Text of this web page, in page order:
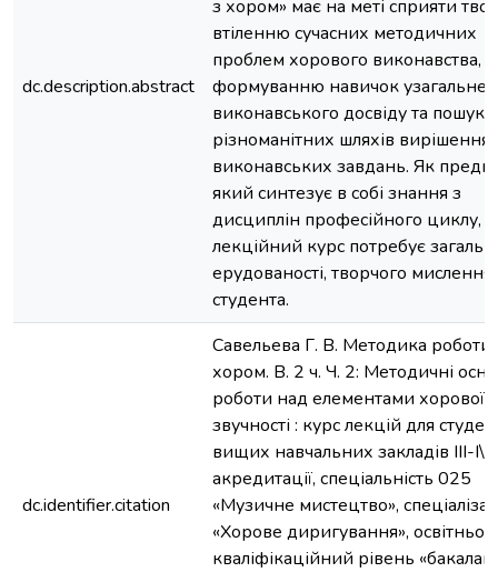
dc.description.abstract
з хором» має на меті сприяти
втіленню сучасних методичних
проблем хорового виконавства,
формуванню навичок
виконавського досвіду та пошуку
різноманітних шляхів вирішення
виконавських завдань. Як
який синтезує в собі знання з
дисциплін професійного циклу,
лекційний курс потребує
ерудованості, творчого мислення
студента.
dc.identifier.citation
Савельева Г. В. Методика роботи
хором. В. 2 ч. Ч. 2: Методичні
роботи над елементами хорової
звучності : курс лекцій для
вищих навчальних закладів ІІІ-І\/
акредитації, спеціальність 025
«Музичне мистецтво»,
«Хорове диригування», освітньо-
кваліфікаційний рівень